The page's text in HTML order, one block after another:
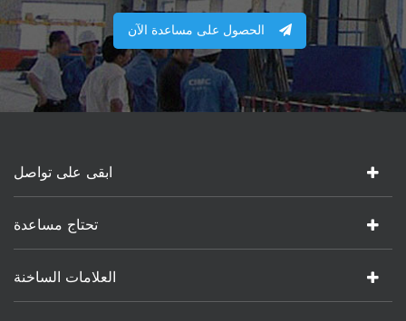
الحصول على مساعدة الآن
ابقى على تواصل
تحتاج مساعدة
العلامات الساخنة